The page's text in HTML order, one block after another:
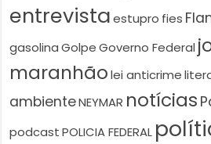
entrevista estupro fies
gasolina Golpe Governo Federal
maranhão lei anticrime
ambienteNEYMAR notícias
podcast POLICIA FEDERAL